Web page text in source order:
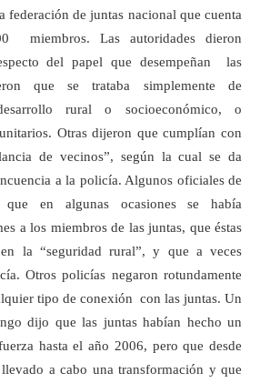
federación de juntas nacional que cuenta
miembros. Las autoridades dieron
del papel que desempeñan las
que se trataba simplemente de
rural o socioeconómico, o
Otras dijeron que cumplían con
de vecinos”, según la cual se da
a la policía. Algunos oficiales de
en algunas ocasiones se había
a los miembros de las juntas, que éstas
en la “seguridad rural”, y que a veces
Otros policías negaron rotundamente
tipo de conexión con las juntas. Un
dijo que las juntas habían hecho un
hasta el año 2006, pero que desde
llevado a cabo una transformación y que